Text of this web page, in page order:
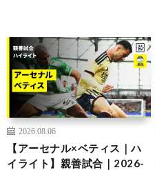
2026.08.06
【アーセナル×ベティス｜ハ
イライト】親善試合｜2026-